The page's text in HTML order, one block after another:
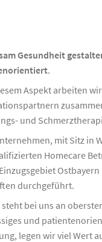
Gesundheit
.
Aspekt arbeiten
und
mit Sitz in
Homecare
durchgeführt.
bei uns an
und
legen wir viel Wert